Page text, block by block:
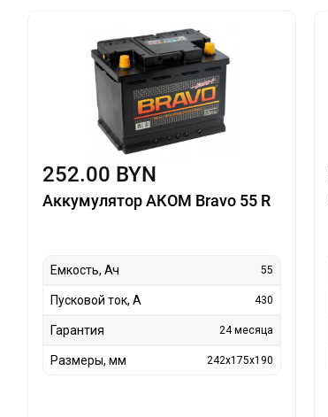
252.00 BYN
Аккумулятор АКОМ Bravo 55 R
Емкость, Ач 55
Пусковой ток, А 430
Гарантия 24 месяца
Размеры, мм 242x175x190